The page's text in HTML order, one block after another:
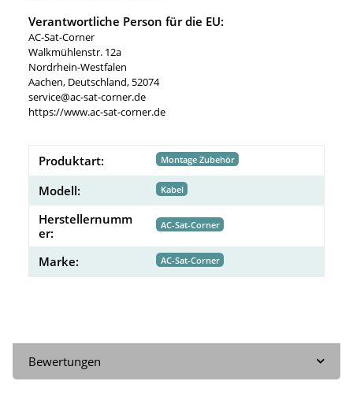
Verantwortliche Person für die EU:
AC-Sat-Corner
Walkmühlenstr. 12a
Nordrhein-Westfalen
Aachen, Deutschland, 52074
service@ac-sat-corner.de
https://www.ac-sat-corner.de
Produktart: Montage Zubehör
Modell: Kabel
Herstellernumm
er:
AC-Sat-Corner
Marke: AC-Sat-Corner
Bewertungen